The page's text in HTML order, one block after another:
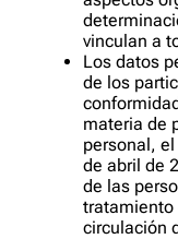
vinculan a
Los datos
de los
materia de
personal,
de abril de
de las
tratamiento
circulación